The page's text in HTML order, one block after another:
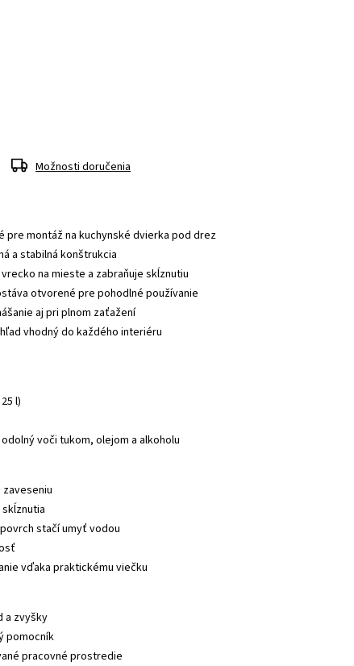
pre montáž na kuchynské dvierka pod drez
a stabilná konštrukcia
na mieste a zabraňuje skĺznutiu
otvorené pre pohodlné používanie
aj pri plnom zaťažení
vhodný do každého interiéru
l)
voči tukom, olejom a alkoholu
stačí umyť vodou
vďaka praktickému viečku
a zvyšky
pomocník
pracovné prostredie
Možnosti doručenia